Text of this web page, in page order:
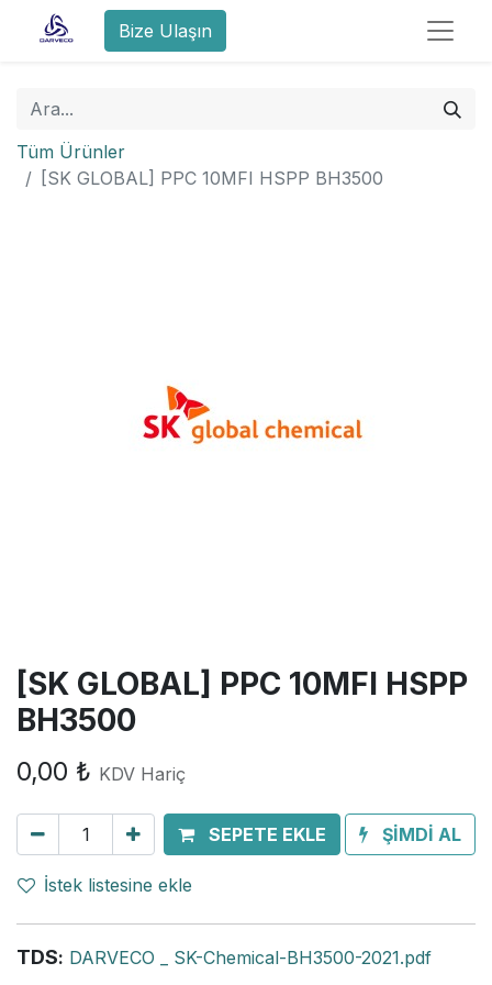
Bize Ulaşın
Tüm Ürünler
[SK GLOBAL] PPC 10MFI HSPP BH3500
[SK GLOBAL] PPC 10MFI HSPP
BH3500
0,00 ₺ KDV Hariç
SEPETE EKLE ŞİMDİ AL
İstek listesine ekle
TDS: DARVECO _ SK-Chemical-BH3500-2021.pdf